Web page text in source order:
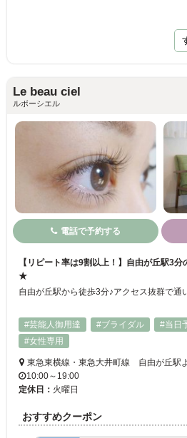
Le beau ciel
ルボーシエル
電話で予約する
【リピート率は9割以上！】自由が丘駅3
★
#芸能人御用達
#ブライダル #当日
#女性専用
東急東横線・東急大井町線 自由が丘駅
10:00～19:00
定休日： 火曜日
おすすめクーポン